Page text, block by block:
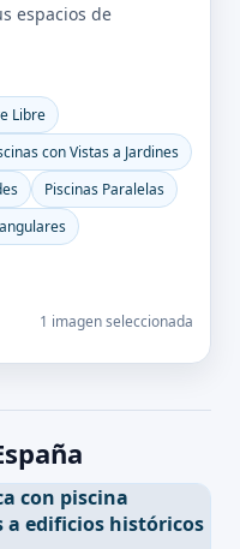
espacios de
Libre
con Vistas a Jardines
Piscinas Paralelas
1 imagen seleccionada